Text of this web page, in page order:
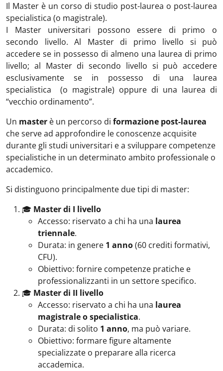
Il Master è un corso di studio post-laurea o post-laurea
specialistica (o magistrale).
I Master universitari possono essere di primo o
secondo livello. Al Master di primo livello si può
accedere se in possesso di almeno una laurea di primo
livello; al Master di secondo livello si può accedere
esclusivamente se in possesso di una laurea
specialistica (o magistrale) oppure di una laurea di
“vecchio ordinamento”.
Un master è un percorso di formazione post-laurea
che serve ad approfondire le conoscenze acquisite
durante gli studi universitari e a sviluppare competenze
specialistiche in un determinato ambito professionale o
accademico.
Si distinguono principalmente due tipi di master:
🎓 Master di I livello
Accesso: riservato a chi ha una laurea
triennale.
Durata: in genere 1 anno(60 crediti formativi,
CFU).
Obiettivo: fornire competenze pratiche e
professionalizzanti in un settore specifico.
🎓 Master di II livello
Accesso: riservato a chi ha una laurea
magistrale o specialistica.
Durata: di solito 1 anno, ma può variare.
Obiettivo: formare figure altamente
specializzate o preparare alla ricerca
accademica.